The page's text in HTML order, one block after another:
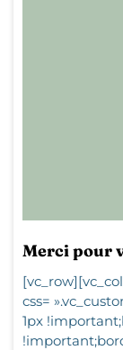
Merci pour
css=
1px